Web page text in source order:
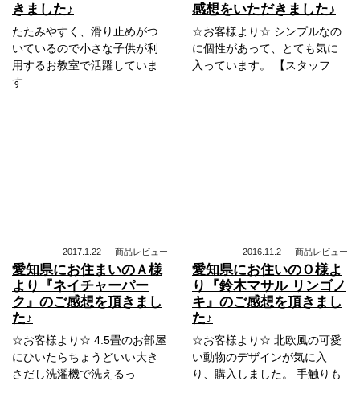
きました♪
たたみやすく、滑り止めがつ
いているので小さな子供が利
用するお教室で活躍していま
す
感想をいただきました♪
☆お客様より☆ シンプルなの
に個性があって、とても気に
入っています。 【スタッフ
2017.1.22 ｜ 商品レビュー
愛知県にお住まいのＡ様
より『ネイチャーパー
ク』のご感想を頂きまし
た♪
☆お客様より☆ 4.5畳のお部屋
にひいたらちょうどいい大き
さだし洗濯機で洗えるっ
2016.11.2 ｜ 商品レビュー
愛知県にお住いのＯ様よ
り『鈴木マサル リンゴノ
キ』のご感想を頂きまし
た♪
☆お客様より☆ 北欧風の可愛
い動物のデザインが気に入
り、購入しました。 手触りも